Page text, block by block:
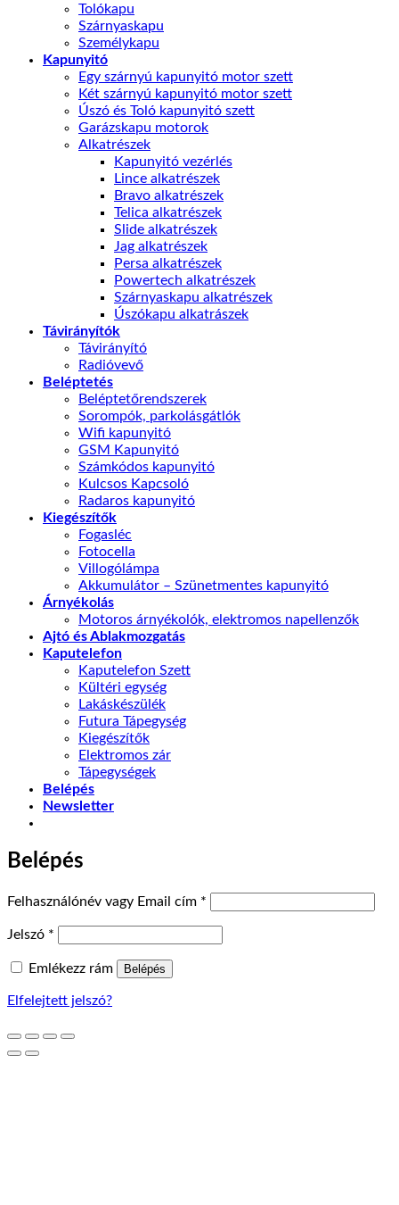
Tolókapu
Szárnyaskapu
Személykapu
Kapunyitó
Egy szárnyú kapunyitó motor szett
Két szárnyú kapunyitó motor szett
Úszó és Toló kapunyitó szett
Garázskapu motorok
Alkatrészek
Kapunyitó vezérlés
Lince alkatrészek
Bravo alkatrészek
Telica alkatrészek
Slide alkatrészek
Jag alkatrészek
Persa alkatrészek
Powertech alkatrészek
Szárnyaskapu alkatrészek
Úszókapu alkatrászek
Távirányítók
Távirányító
Radióvevő
Beléptetés
Beléptetőrendszerek
Sorompók, parkolásgátlók
Wifi kapunyitó
GSM Kapunyitó
Számkódos kapunyitó
Kulcsos Kapcsoló
Radaros kapunyitó
Kiegészítők
Fogasléc
Fotocella
Villogólámpa
Akkumulátor – Szünetmentes kapunyitó
Árnyékolás
Motoros árnyékolók, elektromos napellenzők
Ajtó és Ablakmozgatás
Kaputelefon
Kaputelefon Szett
Kültéri egység
Lakáskészülék
Futura Tápegység
Kiegészítők
Elektromos zár
Tápegységek
Belépés
Newsletter
Belépés
Felhasználónév vagy Email cím *
Jelszó *
Emlékezz rám Belépés
Elfelejtett jelszó?